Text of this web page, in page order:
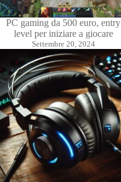
PC gaming da 500 euro, entry
level per iniziare a giocare
Settembre 20, 2024